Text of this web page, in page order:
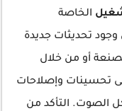
الخاصة
تحديثات جديدة
أو من خلال
تحسينات وإصلاحات
الصوت. التأكد من